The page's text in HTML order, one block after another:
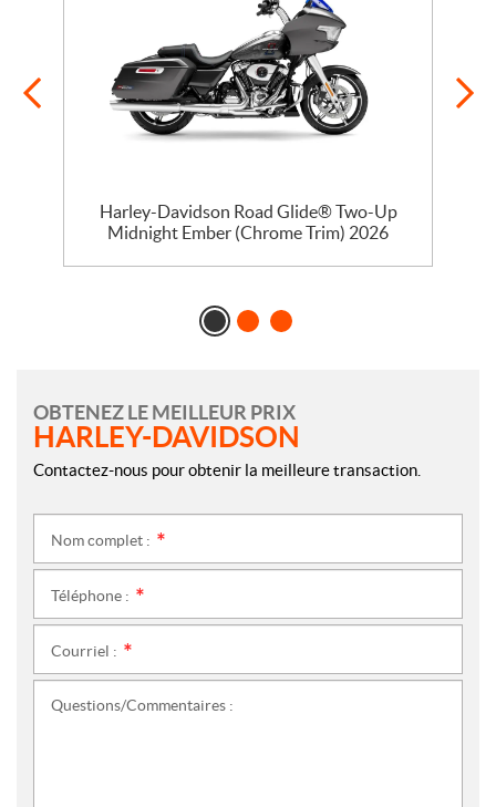
Harley-Davidson Road Glide® Two-Up
Midnight Ember (Chrome Trim) 2026
OBTENEZ LE MEILLEUR PRIX
HARLEY-DAVIDSON
Contactez-nous pour obtenir la meilleure transaction.
Nom complet :
Téléphone :
Courriel :
Questions/Commentaires :